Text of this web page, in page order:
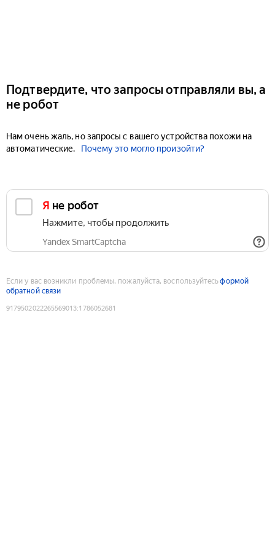
Подтвердите, что запросы отправляли вы, а
не робот
Нам очень жаль, но запросы с вашего устройства похожи на
автоматические.
Почему это могло произойти?
Я не робот
Нажмите, чтобы продолжить
Yandex SmartCaptcha
Если у вас возникли проблемы, пожалуйста, воспользуйтесьформой
обратной связи
9179502022265569013:1786052681